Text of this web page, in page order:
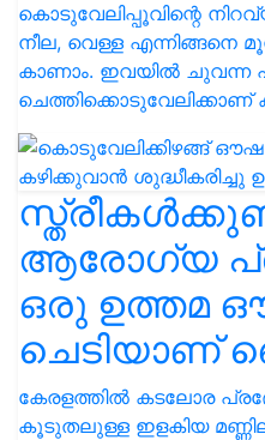
കൊടുവേലിപ്പൂവിന്റെ
നീല, വെള്ള എന്നിങ്ങനെ
കാണാം. ഇവയിൽ ചുവന്ന
ആരോഗ്യ
ഒരു ഉത്തമ
ചെടിയാണ്
കേരളത്തിൽ കടലോര
കൂടുതലുള്ള ഇളകിയ